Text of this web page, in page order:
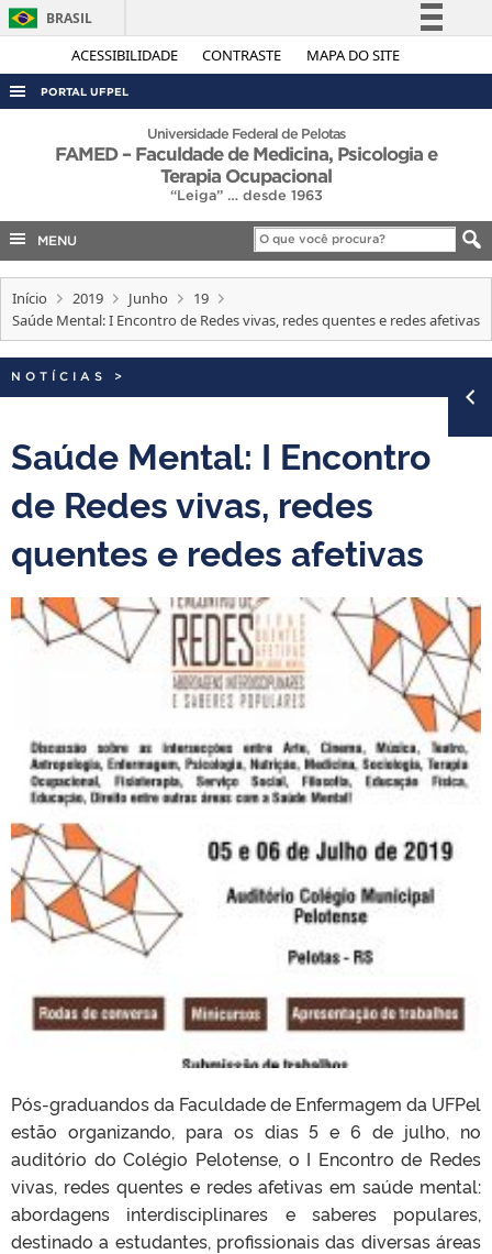
ACESSIBILIDADE CONTRASTE MAPA DO SITE
BRASIL
Simplifique!
Acesso à informação
Legislação
Canais
PORTAL UFPEL
ACESSO À INFORMAÇÃO
CONCURSOS
EDITAIS
INTERNACIONAL
Universidade Federal de Pelotas
FAMED – Faculdade de Medicina, Psicologia e
Terapia Ocupacional
“Leiga” … desde 1963
MENU
Início 2019 Junho
19
Saúde Mental: I Encontro de Redes vivas, redes quentes e redes afetivas
NOTÍCIAS >
Saúde Mental: I Encontro
de Redes vivas, redes
quentes e redes afetivas
Pós-graduandos da Faculdade de Enfermagem da UFPel
estão organizando, para os dias 5 e 6 de julho, no
auditório do Colégio Pelotense, o I Encontro de Redes
vivas, redes quentes e redes afetivas em saúde mental:
abordagens interdisciplinares e saberes populares,
destinado a estudantes, profissionais das diversas áreas